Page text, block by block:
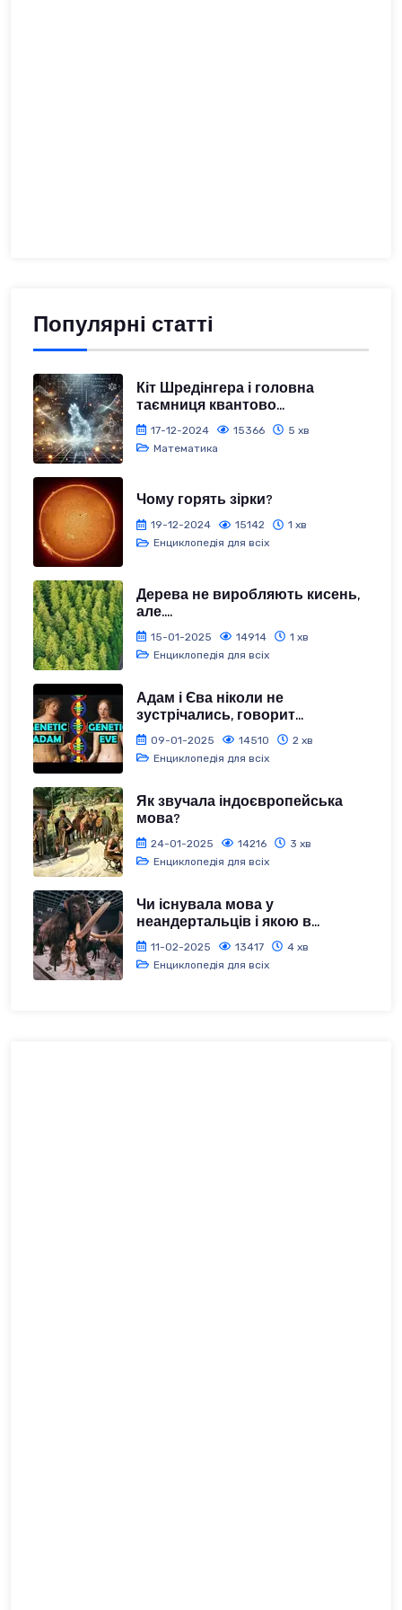
Популярні статті
Кіт Шредінгера і головна
таємниця квантово...
17-12-2024 15366
5 хв
Математика
Чому горять зірки?
19-12-2024 15142
1 хв
Енциклопедія для всіх
Дерева не виробляють кисень,
але....
15-01-2025 14914
1 хв
Енциклопедія для всіх
Адам і Єва ніколи не
зустрічались, говорит...
09-01-2025 14510
2 хв
Енциклопедія для всіх
Як звучала індоєвропейська
мова?
24-01-2025 14216
3 хв
Енциклопедія для всіх
Чи існувала мова у
неандертальців і якою в...
11-02-2025 13417
4 хв
Енциклопедія для всіх